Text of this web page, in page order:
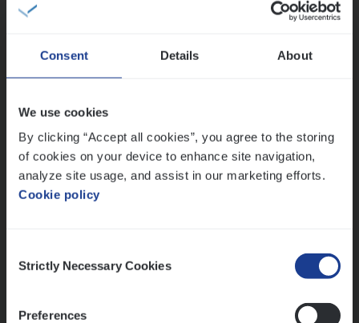
Consent Details About
We use cookies
By clicking “Accept all cookies”, you agree to the storing
of cookies on your device to enhance site navigation,
analyze site usage, and assist in our marketing efforts.
Cookie policy
Selection
Strictly Necessary Cookies
Preferences
Meer dan collega’s: hoe Julie en Aurélie elkaar
Mathias houdt van diepgaande dossiers én droge
humor
werk
Ons sollicitatieproces